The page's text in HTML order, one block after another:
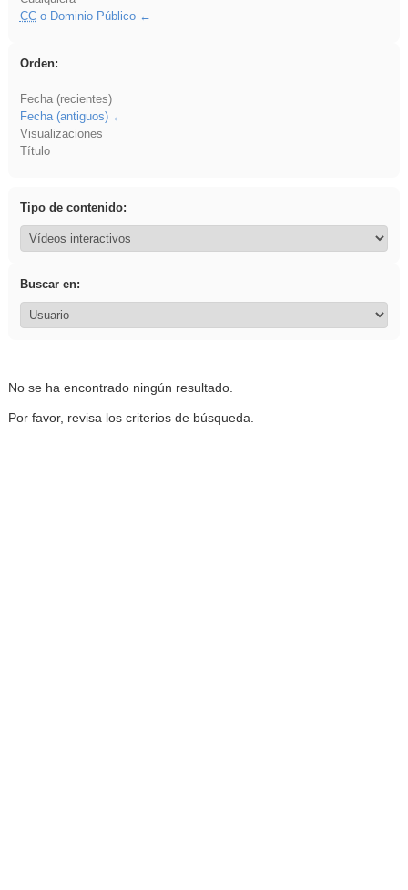
CCo Dominio Público
Orden:
Fecha (recientes)
Fecha (antiguos)
Visualizaciones
Título
Tipo de contenido:
Buscar en:
No se ha encontrado ningún resultado.
Por favor, revisa los criterios de búsqueda.